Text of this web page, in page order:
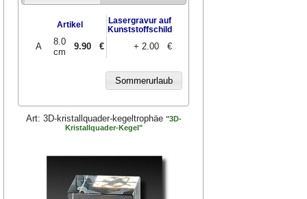
Artikel
Lasergravur auf
Kunststoffschild
A
8.0
cm
9.90 € + 2.00 €
Art: 3D-kristallquader-kegeltrophäe "3D-
Kristallquader-Kegel"